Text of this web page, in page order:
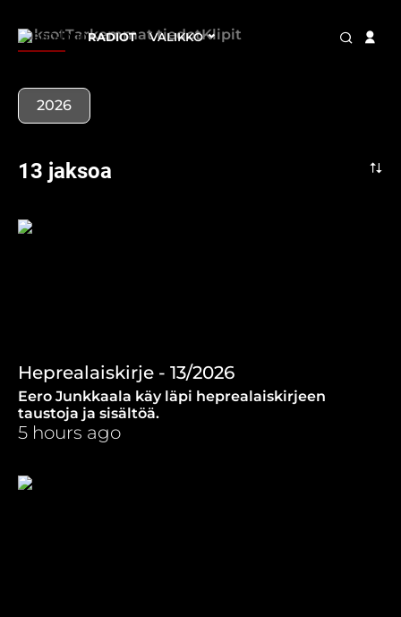
RADIOT VALIKKO
JaksotTarkemmat tiedotKlipit
2026
13 jaksoa
Heprealaiskirje - 13/2026
Eero Junkkaala käy läpi heprealaiskirjeen
taustoja ja sisältöä.
5 hours ago